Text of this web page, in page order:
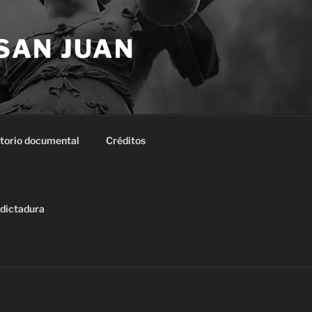
JUAN
documental Créditos